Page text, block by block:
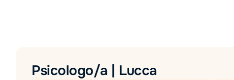
Psicologo/a | Lucca